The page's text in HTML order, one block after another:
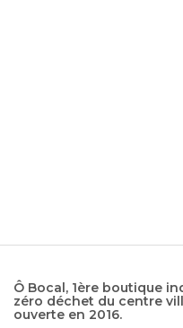
Ô Bocal, 1ère boutique
zéro déchet du centre
ouverte en 2016.